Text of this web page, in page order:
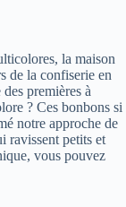
la maison
de la confiserie en
premières à
? Ces bonbons si
notre approche de
ravissent petits et
vous pouvez